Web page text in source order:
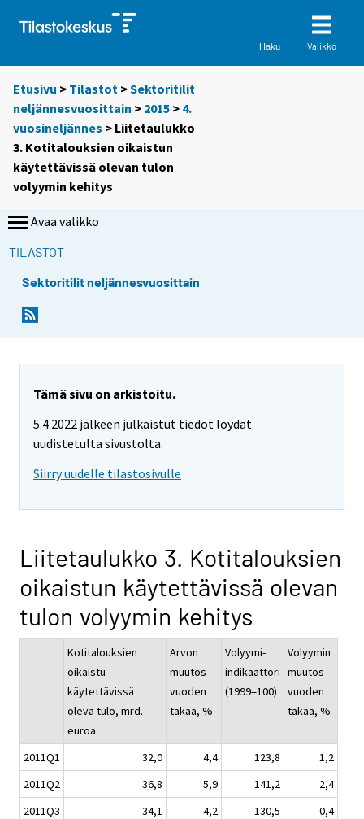
Haku Valikko
Etusivu > Tilastot >Sektoritilit
neljännesvuosittain > 2015 > 4.
vuosineljännes > Liitetaulukko
3. Kotitalouksien oikaistun
käytettävissä olevan tulon
volyymin kehitys
Avaa valikko
TILASTOT
Sektoritilit neljännesvuosittain
Tämä sivu on arkistoitu.
5.4.2022 jälkeen julkaistut tiedot löydät
uudistetulta sivustolta.
Siirry uudelle tilastosivulle
Liitetaulukko 3. Kotitalouksien
oikaistun käytettävissä olevan
tulon volyymin kehitys
Kotitalouksien
oikaistu
käytettävissä
oleva tulo, mrd.
euroa
Arvon
muutos
vuoden
takaa, %
Volyymi-
indikaattori
(1999=100)
Volyymin
muutos
vuoden
takaa, %
2011Q1 32,0 4,4 123,8
1,2
2011Q2
36,8 5,9 141,2
2,4
2011Q3
34,1 4,2 130,5
0,4